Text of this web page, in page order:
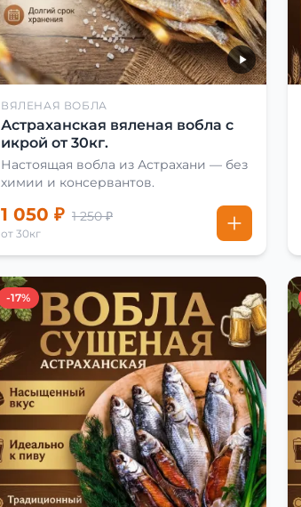
ВЯЛЕНАЯ ВОБЛА
Астраханская вяленая вобла с
икрой от 30кг.
Настоящая вобла из Астрахани — без
химии и консервантов.
1 050 ₽ 1 250 ₽
от 30кг
-17%